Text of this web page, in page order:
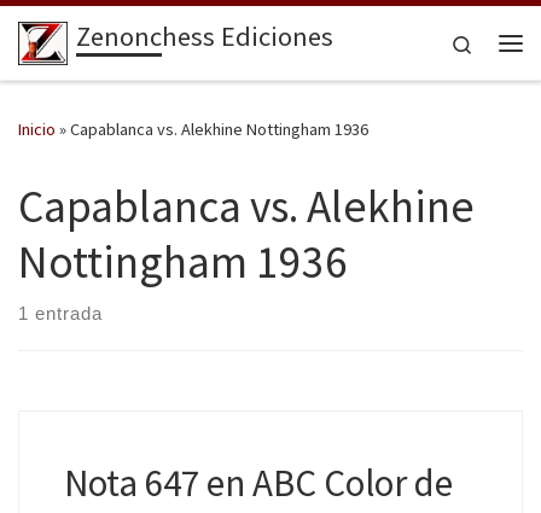
Saltar al contenido
Zenonchess Ediciones
Search
Inicio »Capablanca vs. Alekhine Nottingham 1936
Capablanca vs. Alekhine
Nottingham 1936
1 entrada
Nota 647 en ABC Color de